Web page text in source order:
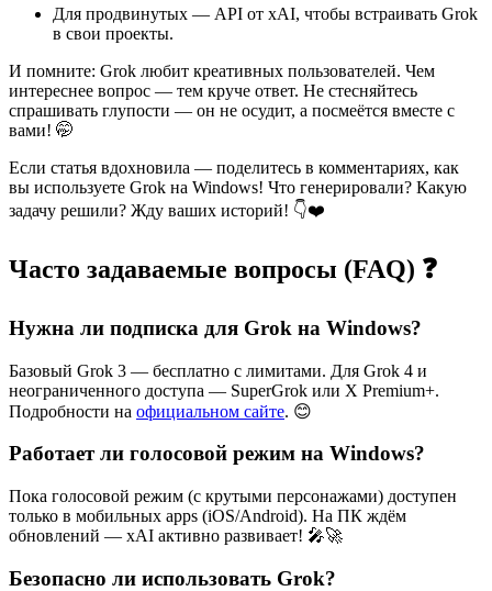
Для продвинутых — API от xAI, чтобы встраивать Grok
в свои проекты.
И помните: Grok любит креативных пользователей. Чем
интереснее вопрос — тем круче ответ. Не стесняйтесь
спрашивать глупости — он не осудит, а посмеётся вместе с
вами! 🤭
Если статья вдохновила — поделитесь в комментариях, как
вы используете Grok на Windows! Что генерировали? Какую
задачу решили? Жду ваших историй! 👇❤️
Часто задаваемые вопросы (FAQ) ❓
Нужна ли подписка для Grok на Windows?
Базовый Grok 3 — бесплатно с лимитами. Для Grok 4 и
неограниченного доступа — SuperGrok или X Premium+.
Подробности на официальном сайте. 😊
Работает ли голосовой режим на Windows?
Пока голосовой режим (с крутыми персонажами) доступен
только в мобильных apps (iOS/Android). На ПК ждём
обновлений — xAI активно развивает! 🎤🚀
Безопасно ли использовать Grok?